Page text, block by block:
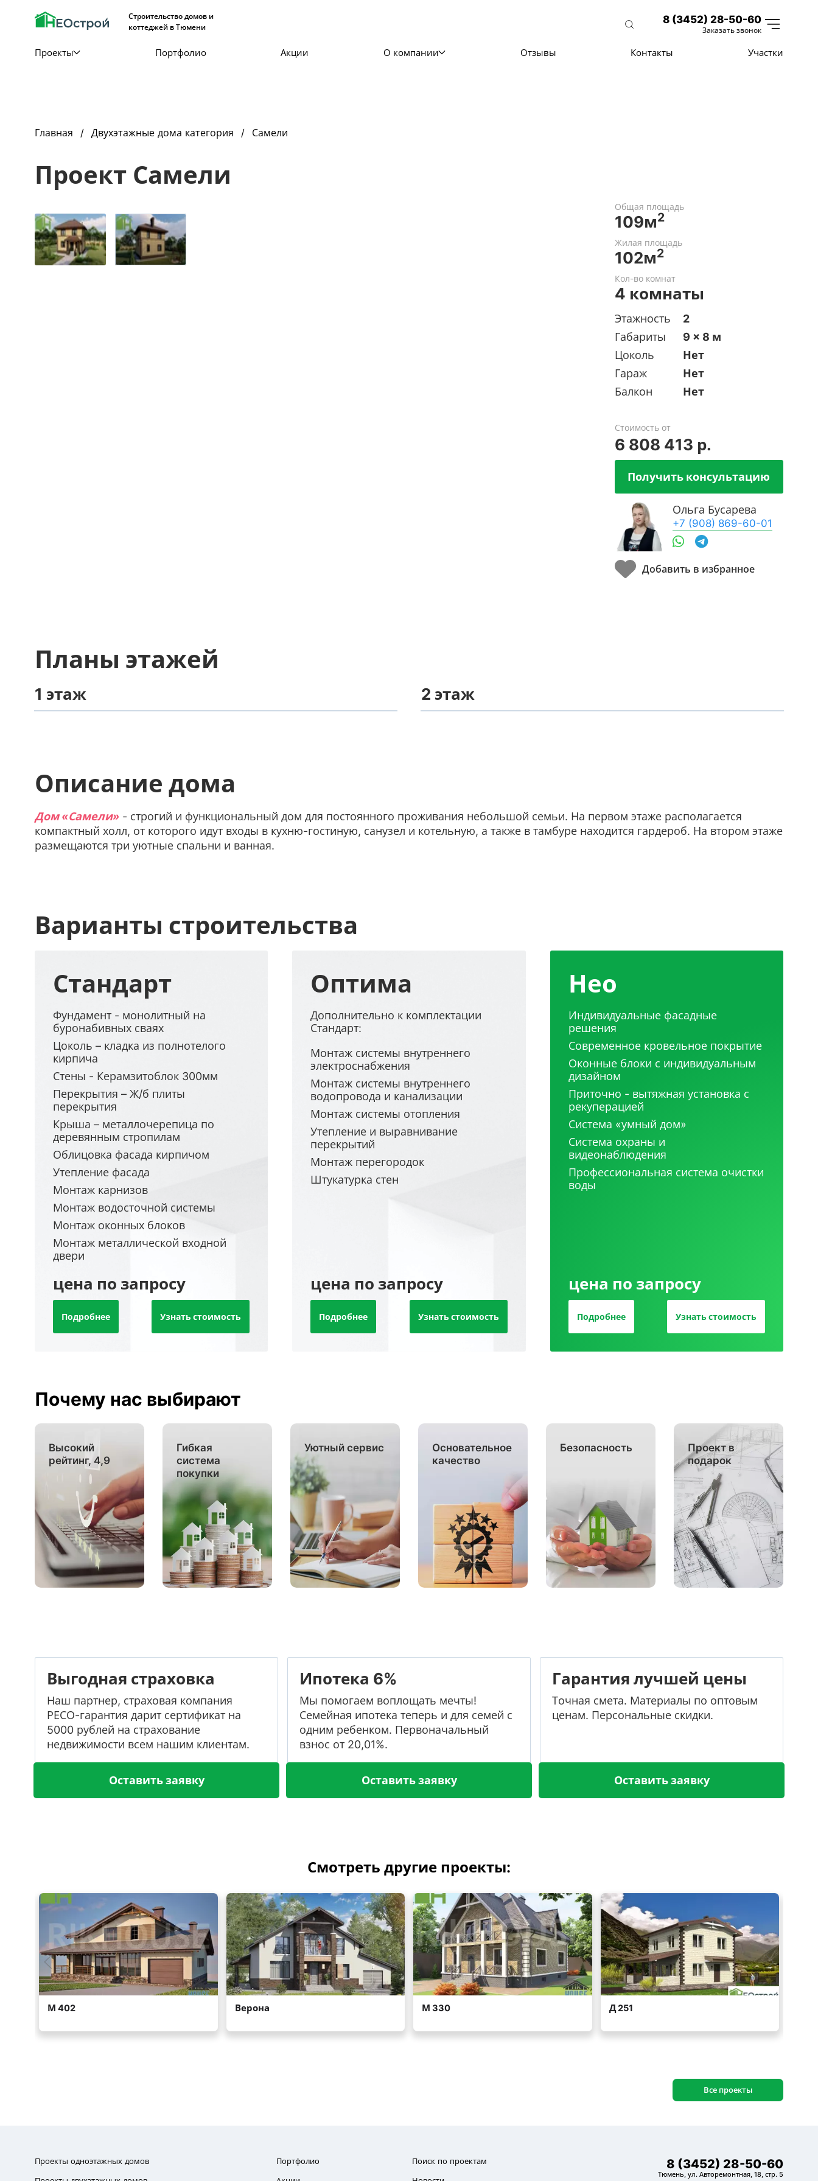
Строительство домов и
коттеджей в Тюмени
8 (3452) 28-50-60
Заказать звонок
Проекты Портфолио Акции О компании Отзывы Контакты Участки
Главная Двухэтажные дома категория Самели
Проект Самели
Общая площадь
109м2
Жилая площадь
102м2
Кол-во комнат
4 комнаты
Этажность
2
Габариты
9 x 8 м
Цоколь
Нет
Гараж
Нет
Балкон
Нет
Стоимость от
6 808 413 р.
Получить консультацию
Ольга Бусарева
+7 (908) 869-60-01
Планы этажей
1 этаж 2 этаж
Описание дома
Дом «Самели» - строгий и функциональный дом для постоянного проживания небольшой семьи. На первом этаже располагается
компактный холл, от которого идут входы в кухню-гостиную, санузел и котельную, а также в тамбуре находится гардероб. На втором этаже
размещаются три уютные спальни и ванная.
Варианты строительства
Стандарт
Фундамент - монолитный на
буронабивных сваях
Цоколь – кладка из полнотелого
кирпича
Стены - Керамзитоблок 300мм
Перекрытия – Ж/б плиты
перекрытия
Крыша – металлочерепица по
деревянным стропилам
Облицовка фасада кирпичом
Утепление фасада
Монтаж карнизов
Монтаж водосточной системы
Монтаж оконных блоков
Монтаж металлической входной
двери
цена по запросу
Подробнее Узнать стоимость
Оптима
Дополнительно к комплектации
Стандарт:
Монтаж системы внутреннего
электроснабжения
Монтаж системы внутреннего
водопровода и канализации
Монтаж системы отопления
Утепление и выравнивание
перекрытий
Монтаж перегородок
Штукатурка стен
цена по запросу
Подробнее Узнать стоимость
Нео
Индивидуальные фасадные
решения
Современное кровельное покрытие
Оконные блоки с индивидуальным
дизайном
Приточно - вытяжная установка с
рекуперацией
Система «умный дом»
Система охраны и
видеонаблюдения
Профессиональная система очистки
воды
цена по запросу
Подробнее Узнать стоимость
Почему нас выбирают
Высокий
рейтинг, 4,9
Гибкая
система
покупки
Уютный сервис
Основательное
качество
Безопасность
Проект в
подарок
Выгодная страховка
Наш партнер, страховая компания
РЕСО-гарантия дарит сертификат на
5000 рублей на страхование
недвижимости всем нашим клиентам.
Оставить заявку
Ипотека 6%
Мы помогаем воплощать мечты!
Семейная ипотека теперь и для семей с
одним ребенком. Первоначальный
взнос от 20,01%.
Оставить заявку
Гарантия лучшей цены
Точная смета. Материалы по оптовым
ценам. Персональные скидки.
Оставить заявку
Смотреть другие проекты:
Все проекты
Проекты одноэтажных домов
Портфолио
Поиск по проектам
8 (3452) 28-50-60
Тюмень, ул. Авторемонтная, 18, стр. 5